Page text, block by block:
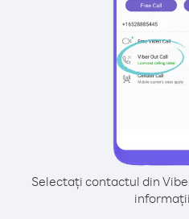
Selectați contactul din